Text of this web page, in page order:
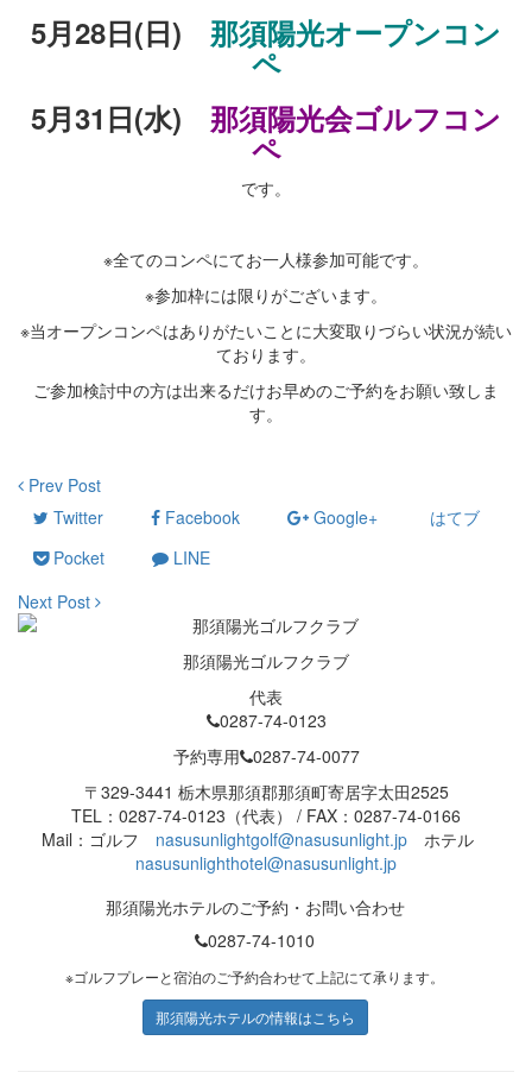
5月28日(日) 那須陽光オープンコン
ペ
5月31日(水) 那須陽光会ゴルフコン
ペ
です。
※全てのコンペにてお一人様参加可能です。
※参加枠には限りがございます。
※当オープンコンペはありがたいことに大変取りづらい状況が続い
ております。
ご参加検討中の方は出来るだけお早めのご予約をお願い致しま
す。
Prev Post
Twitter
Facebook Google+
はてブ
Pocket
LINE
Next Post
那須陽光ゴルフクラブ
代表
0287-74-0123
予約専用 0287-74-0077
〒329-3441 栃木県那須郡那須町寄居字太田2525
TEL：0287-74-0123（代表） / FAX：0287-74-0166
Mail：ゴルフ nasusunlightgolf@nasusunlight.jp ホテル
nasusunlighthotel@nasusunlight.jp
那須陽光ホテルのご予約・お問い合わせ
0287-74-1010
※ゴルフプレーと宿泊のご予約合わせて上記にて承ります。
那須陽光ホテルの情報はこちら